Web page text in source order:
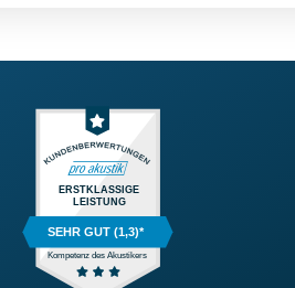
ERSTKLASSIGE
LEISTUNG
SEHR GUT (1,3)*
Kompetenz des Akustikers